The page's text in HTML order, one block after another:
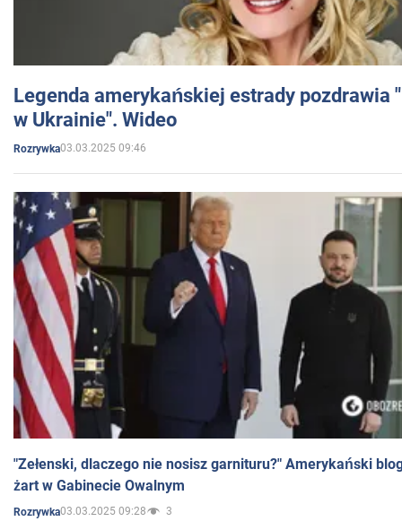
Legenda amerykańskiej estrady pozdrawia
w Ukrainie". Wideo
Rozrywka03.03.2025 09:46
"Zełenski, dlaczego nie nosisz garnituru?" Amerykański
żart w Gabinecie Owalnym
Rozrywka03.03.2025 09:28 3